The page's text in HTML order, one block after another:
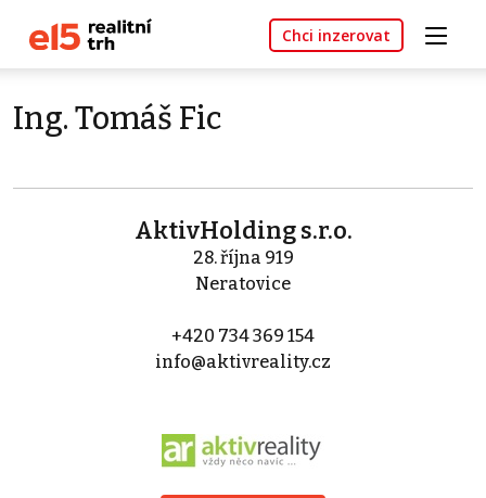
Chci inzerovat
Ing. Tomáš Fic
AktivHolding s.r.o.
28. října 919
Neratovice
+420 734 369 154
info@aktivreality.cz